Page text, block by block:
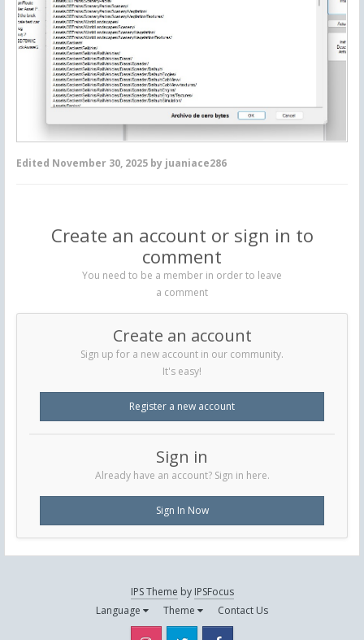
Edited November 30, 2025 by juaniace286
Create an account or sign in to
comment
You need to be a member in order to leave
a comment
Create an account
Sign up for a new account in our community.
It's easy!
Register a new account
Sign in
Already have an account? Sign in here.
Sign In Now
IPS Theme by IPSFocus
Language
Theme Contact Us